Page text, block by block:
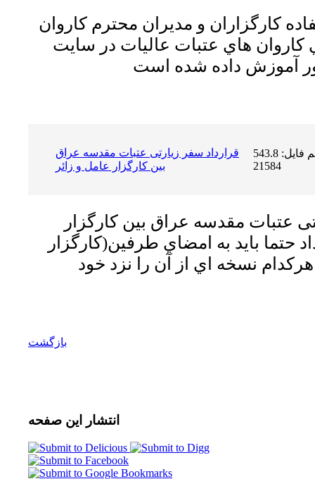
كارگزاران و مديران محترم كاروان
كاروان هاي عتبات عاليات در سايت
قرارداد سفر زیارتی عتبات مقدسه عراق
بین کارگزار عامل و زائر
حجم فایل: 543.8 KB | دریافت ها:
21584
عتبات مقدسه عراق بین کارگزار
حتما بايد به امضاي طرفين(كارگزار
نسخه اي از آن را نزد خود
بازگشت
انتشار این صفحه